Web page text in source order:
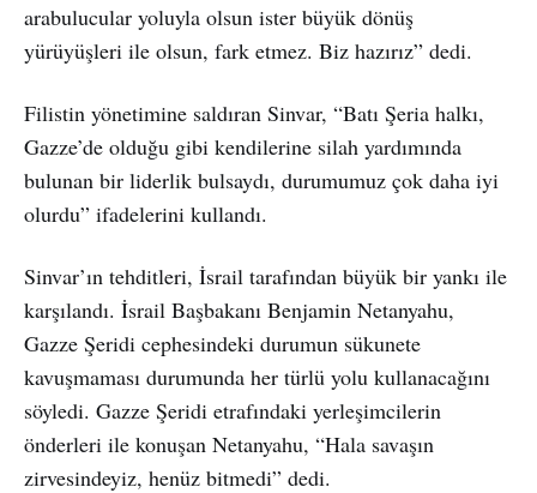
arabulucular yoluyla olsun ister büyük dönüş
yürüyüşleri ile olsun, fark etmez. Biz hazırız” dedi.
Filistin yönetimine saldıran Sinvar, “Batı Şeria halkı,
Gazze’de olduğu gibi kendilerine silah yardımında
bulunan bir liderlik bulsaydı, durumumuz çok daha iyi
olurdu” ifadelerini kullandı.
Sinvar’ın tehditleri, İsrail tarafından büyük bir yankı ile
karşılandı. İsrail Başbakanı Benjamin Netanyahu,
Gazze Şeridi cephesindeki durumun sükunete
kavuşmaması durumunda her türlü yolu kullanacağını
söyledi. Gazze Şeridi etrafındaki yerleşimcilerin
önderleri ile konuşan Netanyahu, “Hala savaşın
zirvesindeyiz, henüz bitmedi” dedi.